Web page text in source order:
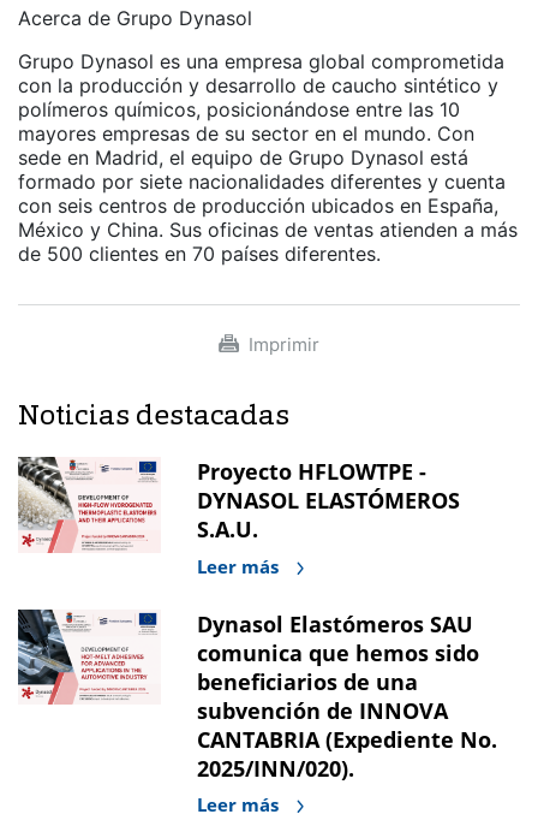
Acerca de Grupo Dynasol
Grupo Dynasol es una empresa global comprometida
con la producción y desarrollo de caucho sintético y
polímeros químicos, posicionándose entre las 10
mayores empresas de su sector en el mundo. Con
sede en Madrid, el equipo de Grupo Dynasol está
formado por siete nacionalidades diferentes y cuenta
con seis centros de producción ubicados en España,
México y China. Sus oficinas de ventas atienden a más
de 500 clientes en 70 países diferentes.
Imprimir
Noticias destacadas
Proyecto HFLOWTPE -
DYNASOL ELASTÓMEROS
S.A.U.
Leer más
Dynasol Elastómeros SAU
comunica que hemos sido
beneficiarios de una
subvención de INNOVA
CANTABRIA (Expediente No.
2025/INN/020).
Leer más